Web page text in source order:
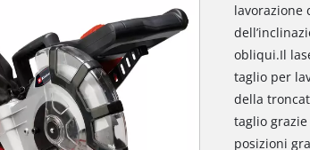
lavorazione
obliqui.Il
taglio per
della
taglio
posizioni